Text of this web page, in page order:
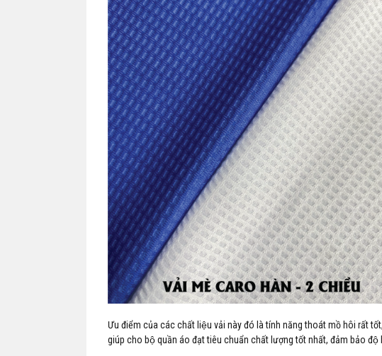
Ưu điểm của các chất liệu vải này đó là tính năng thoát mồ hôi rất
giúp cho bộ quần áo đạt tiêu chuẩn chất lượng tốt nhất, đảm bảo